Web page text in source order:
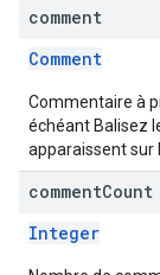
comment
Comment
Commentaire à
échéant Balisez
apparaissent sur
commentCount
Integer